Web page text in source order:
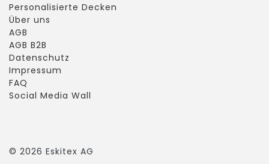
Personalisierte Decken
Über uns
AGB
AGB B2B
Datenschutz
Impressum
FAQ
Social Media Wall
© 2026 Eskitex AG